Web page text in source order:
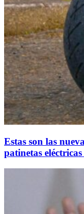
Estas son las
patinetas